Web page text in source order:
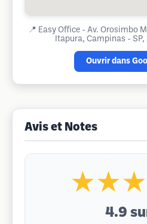
📍 Easy Office - Av. Orosimbo
Itapura, Campinas -
Ouvrir dans
Avis et Notes
4.9